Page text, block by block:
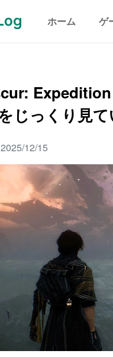
ホーム ゲ
じっくり見て
2025/12/15